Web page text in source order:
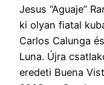
Jesus “Aguaje”
ki olyan fiatal
Carlos Calunga
Luna. Újra
eredeti Buena